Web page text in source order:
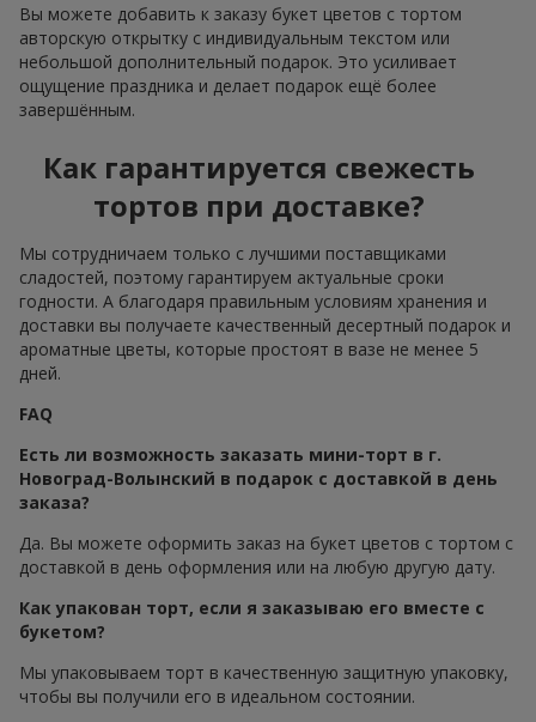
Вы можете добавить к заказу букет цветов с тортом
авторскую открытку с индивидуальным текстом или
небольшой дополнительный подарок. Это усиливает
ощущение праздника и делает подарок ещё более
завершённым.
Как гарантируется свежесть
тортов при доставке?
Мы сотрудничаем только с лучшими поставщиками
сладостей, поэтому гарантируем актуальные сроки
годности. А благодаря правильным условиям хранения и
доставки вы получаете качественный десертный подарок и
ароматные цветы, которые простоят в вазе не менее 5
дней.
FAQ
Есть ли возможность заказать мини-торт в г.
Новоград-Волынский в подарок с доставкой в день
заказа?
Да. Вы можете оформить заказ на букет цветов с тортом с
доставкой в день оформления или на любую другую дату.
Как упакован торт, если я заказываю его вместе с
букетом?
Мы упаковываем торт в качественную защитную упаковку,
чтобы вы получили его в идеальном состоянии.